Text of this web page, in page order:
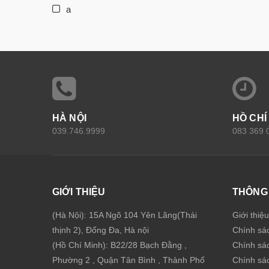
a
HÀ NỘI
039.746.9999
HỒ
083 369
GIỚI THIỆU
(Hà Nội): 15A Ngõ 104 Yên Lãng(Thái
thịnh 2), Đống Đa, Hà nội
(Hồ Chí Minh): B22/28 Bạch Đằng ,
Phường 2 , Quận Tân Bình , Thành Phố
Giới
Chính
Chính
Chính